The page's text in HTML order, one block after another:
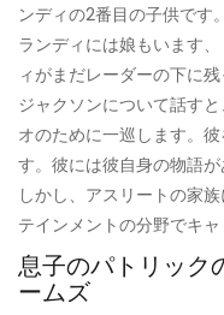
ンディの2番目の子供です。
ランディには娘もいます、
ィがまだレーダーの下に残
ジャクソンについて話す
オのために一巡します。
す。彼には彼自身の物語が
しかし、アスリートの家
テインメントの分野でキ
息子のパトリック
ームズ